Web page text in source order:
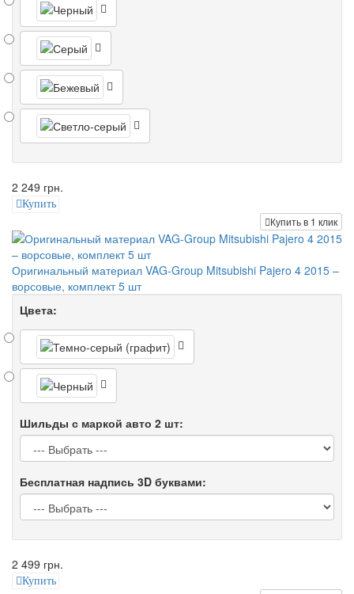
2 249 грн.
Купить
Купить в 1 клик
Оригинальный материал VAG-Group Mitsubishi Pajero 4 2015 –
ворсовые, комплект 5 шт
Цвета:
Шильды с маркой авто 2 шт:
Бесплатная надпись 3D буквами:
2 499 грн.
Купить